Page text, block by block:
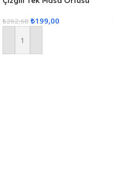
₺262,68 ₺199,00
Sepete Ekle